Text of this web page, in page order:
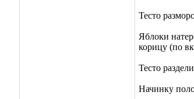
Тесто
Яблоки
корицу (по
Тесто
Начинку